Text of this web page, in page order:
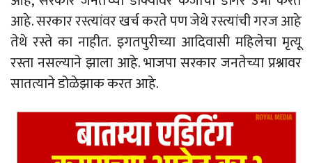
आहे. सरकार रस्त्यांवर खर्च करते पण जेथे रस्त्यांची गरज आहे
तेथे रस्ते का नाहीत. इगतपुरीच्या आदिवासी महिलेचा मृत्यू
रस्ता नसल्याने झाला आहे. भाजपा सरकार जनतेच्या प्रश्नावर
सातत्याने डोळेझाक करत आहे.